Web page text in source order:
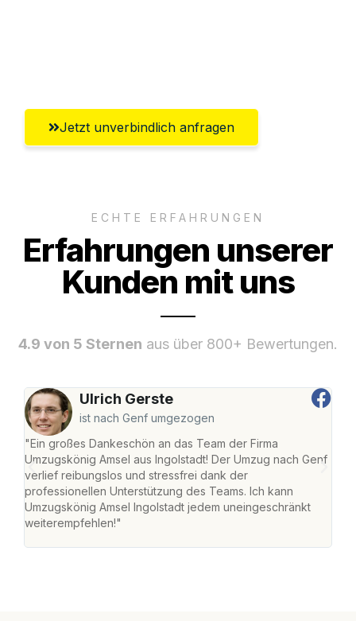
Jetzt unverbindlich anfragen
ECHTE ERFAHRUNGEN
Erfahrungen unserer
Kunden mit uns
4.9 von 5 Sternen aus über 800+ Bewertungen.
Ulrich Gerste
ist nach Genf umgezogen
"Ein großes Dankeschön an das Team der Firma
Umzugskönig Amsel aus Ingolstadt! Der Umzug nach Genf
verlief reibungslos und stressfrei dank der
professionellen Unterstützung des Teams. Ich kann
Umzugskönig Amsel Ingolstadt jedem uneingeschränkt
weiterempfehlen!"